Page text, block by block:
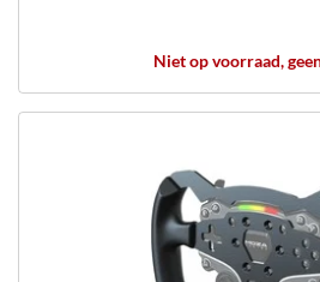
Niet op voorraad,